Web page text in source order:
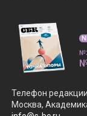
Телефон редакции
Москва,